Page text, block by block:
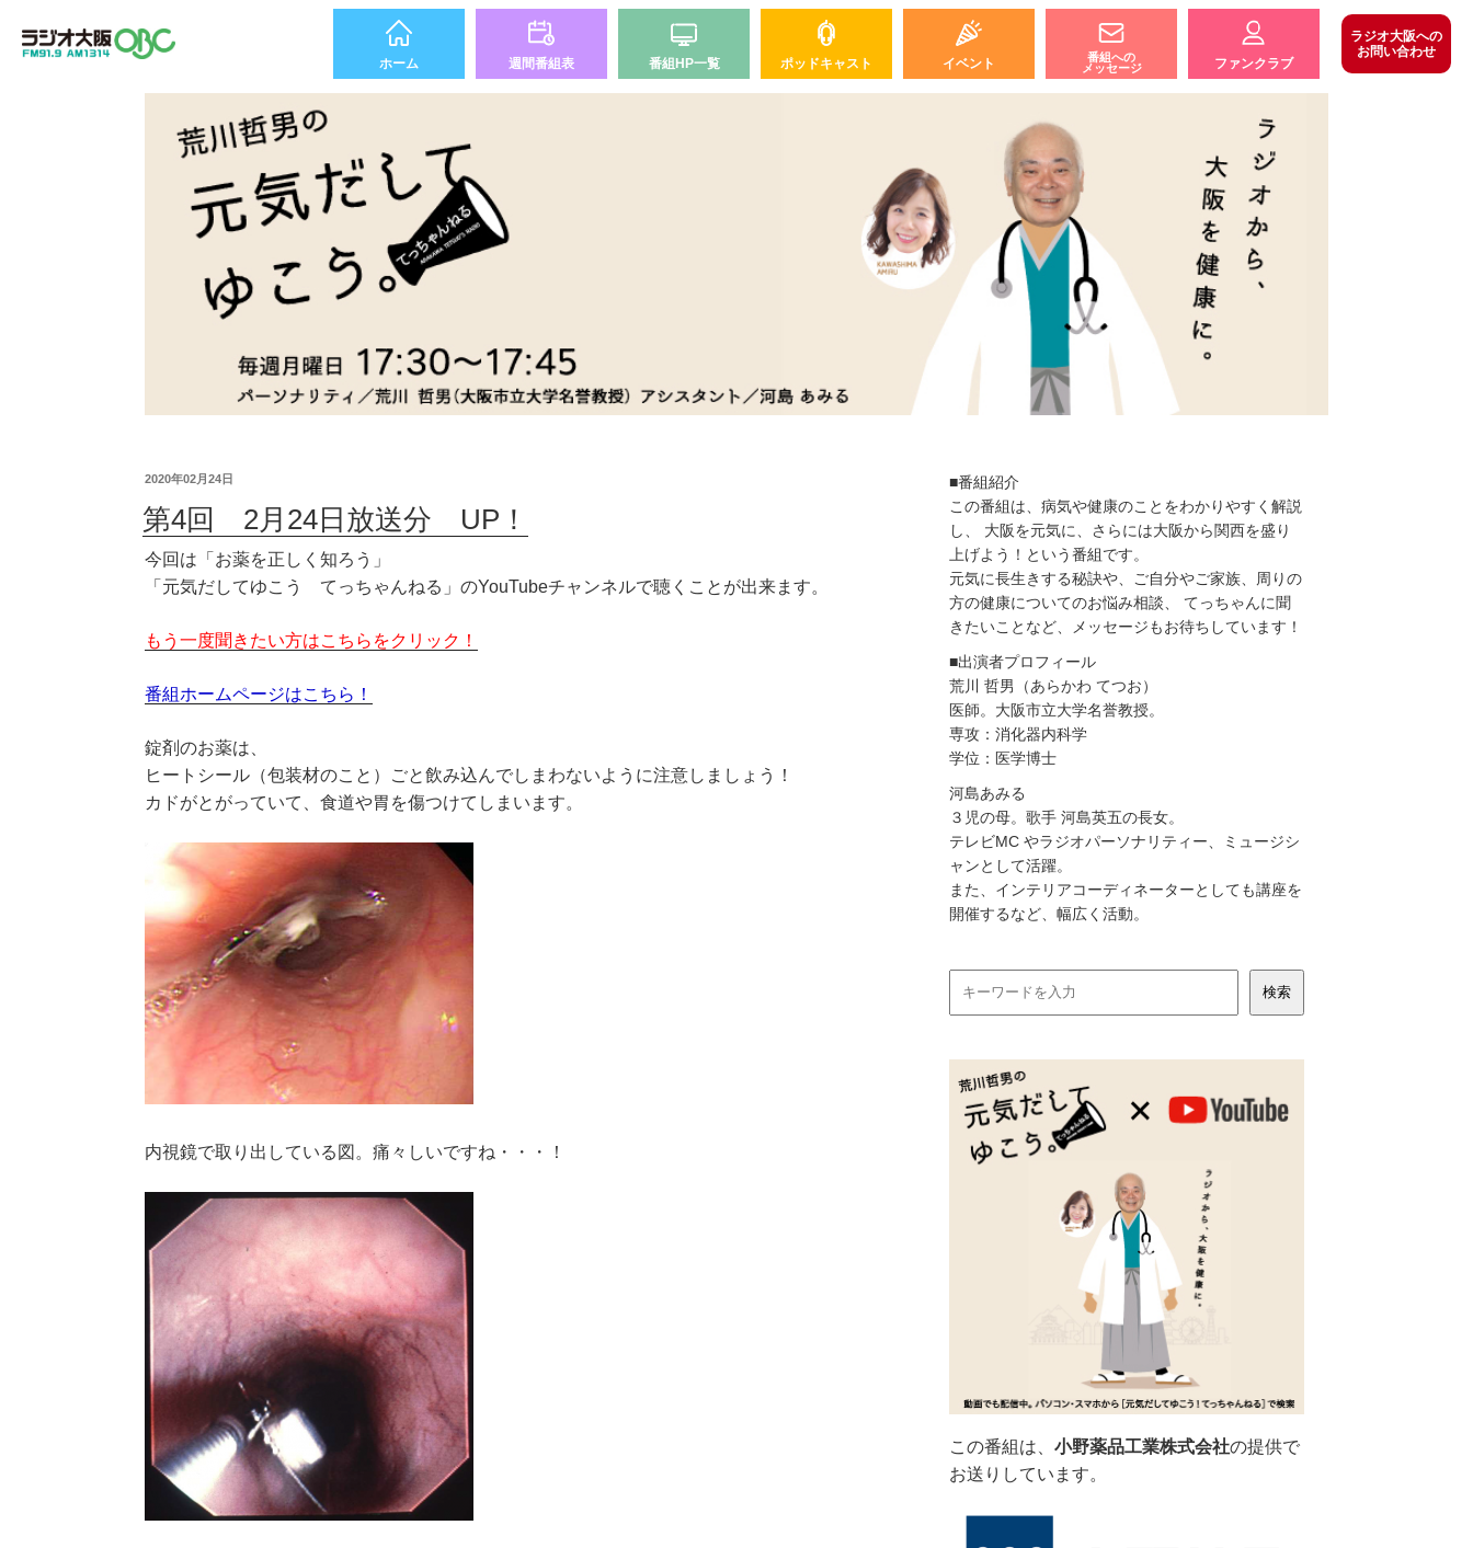
ホーム 週間番組表 番組HP一覧 ポッドキャスト イベント
番組への
メッセージ
ファンクラブ
ラジオ大阪への
お問い合わせ
2020年02月24日
第4回 2月24日放送分 UP！
今回は「お薬を正しく知ろう」
「元気だしてゆこう てっちゃんねる」のYouTubeチャンネルで聴くことが出来ます。
もう一度聞きたい方はこちらをクリック！
番組ホームページはこちら！
錠剤のお薬は、
ヒートシール（包装材のこと）ごと飲み込んでしまわないように注意しましょう！
カドがとがっていて、食道や胃を傷つけてしまいます。
内視鏡で取り出している図。痛々しいですね・・・！
■番組紹介
この番組は、病気や健康のことをわかりやすく解説
し、 大阪を元気に、さらには大阪から関西を盛り
上げよう！という番組です。
元気に長生きする秘訣や、ご自分やご家族、周りの
方の健康についてのお悩み相談、 てっちゃんに聞
きたいことなど、メッセージもお待ちしています！
■出演者プロフィール
荒川 哲男（あらかわ てつお）
医師。大阪市立大学名誉教授。
専攻：消化器内科学
学位：医学博士
河島あみる
３児の母。歌手 河島英五の長女。
テレビMC やラジオパーソナリティー、ミュージシ
ャンとして活躍。
また、インテリアコーディネーターとしても講座を
開催するなど、幅広く活動。
この番組は、小野薬品工業株式会社の提供で
お送りしています。